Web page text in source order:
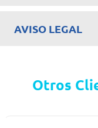
AVISO LEGAL
Otros